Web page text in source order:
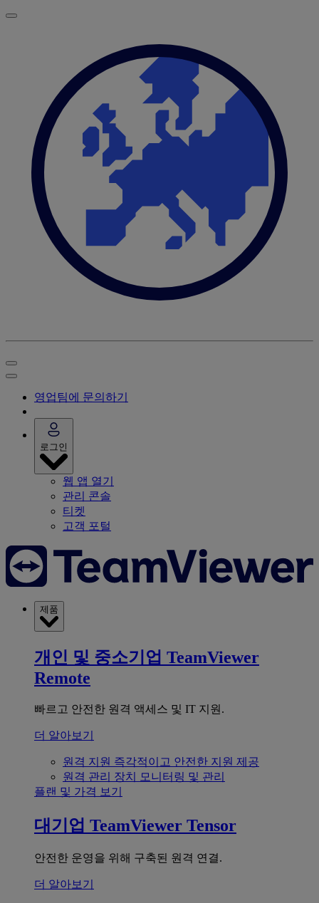
영업팀에 문의하기
로그인
웹 앱 열기
관리 콘솔
티켓
고객 포털
제품
개인 및 중소기업 TeamViewer
Remote
빠르고 안전한 원격 액세스 및 IT 지원.
더 알아보기
원격 지원 즉각적이고 안전한 지원 제공
원격 관리 장치 모니터링 및 관리
플랜 및 가격 보기
대기업 TeamViewer Tensor
안전한 운영을 위해 구축된 원격 연결.
더 알아보기